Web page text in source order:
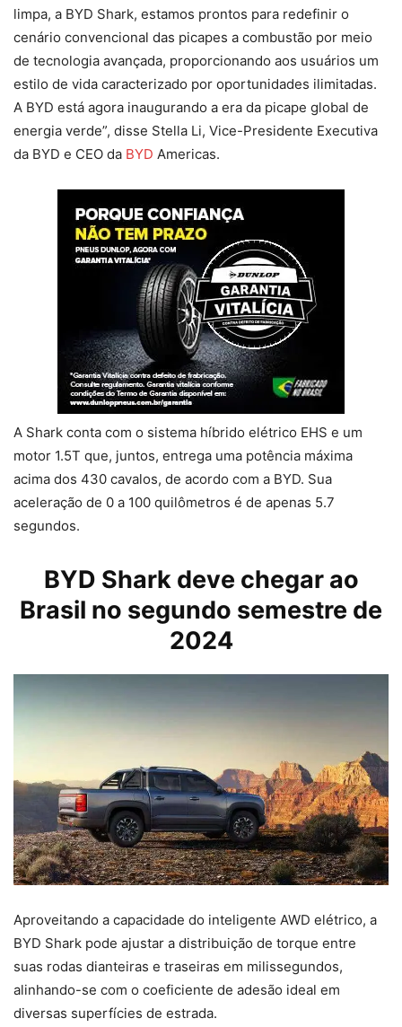
limpa, a BYD Shark, estamos prontos para redefinir o
cenário convencional das picapes a combustão por meio
de tecnologia avançada, proporcionando aos usuários um
estilo de vida caracterizado por oportunidades ilimitadas.
A BYD está agora inaugurando a era da picape global de
energia verde”, disse Stella Li, Vice-Presidente Executiva
da BYD e CEO da BYD Americas.
A Shark conta com o sistema híbrido elétrico EHS e um
motor 1.5T que, juntos, entrega uma potência máxima
acima dos 430 cavalos, de acordo com a BYD. Sua
aceleração de 0 a 100 quilômetros é de apenas 5.7
segundos.
BYD Shark deve chegar ao
Brasil no segundo semestre de
2024
Aproveitando a capacidade do inteligente AWD elétrico, a
BYD Shark pode ajustar a distribuição de torque entre
suas rodas dianteiras e traseiras em milissegundos,
alinhando-se com o coeficiente de adesão ideal em
diversas superfícies de estrada.